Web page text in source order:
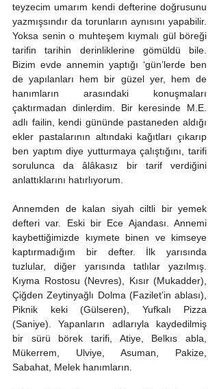
teyzecim umarım kendi defterine doğrusunu
yazmışsındır da torunların aynısını yapabilir.
Yoksa senin o muhteşem kıymalı gül böreği
tarifin tarihin derinliklerine gömüldü bile.
Bizim evde annemin yaptığı ‘gün’lerde ben
de yapılanları hem bir güzel yer, hem de
hanımların arasındaki konuşmaları
çaktırmadan dinlerdim. Bir keresinde M.E.
adlı failin, kendi gününde pastaneden aldığı
ekler pastalarının altındaki kağıtları çıkarıp
ben yaptım diye yutturmaya çalıştığını, tarifi
sorulunca da âlâkasız bir tarif verdiğini
anlattıklarını hatırlıyorum.
Annemden de kalan siyah ciltli bir yemek
defteri var. Eski bir Ece Ajandası. Annemi
kaybettiğimizde kıymete binen ve kimseye
kaptırmadığım bir defter. İlk yarısında
tuzlular, diğer yarısında tatlılar yazılmış.
Kıyma Rostosu (Nevres), Kısır (Mukadder),
Çiğden Zeytinyağlı Dolma (Fazilet’in ablası),
Piknik keki (Gülseren), Yufkalı Pizza
(Saniye). Yapanların adlarıyla kaydedilmiş
bir sürü börek tarifi, Atiye, Belkıs abla,
Mükerrem, Ulviye, Asuman, Pakize,
Sabahat, Melek hanımların.